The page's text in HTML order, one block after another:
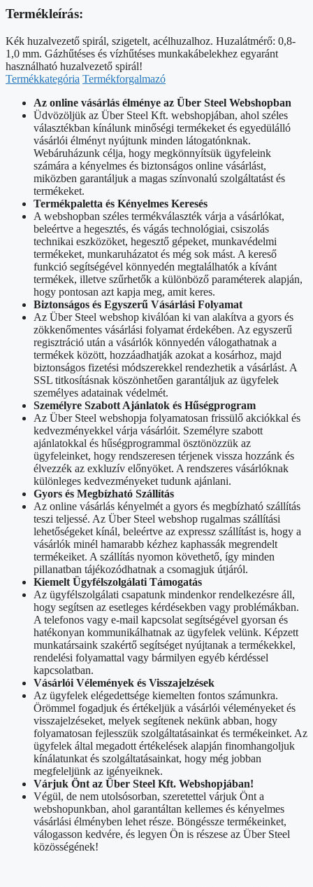
Termékleírás:
Kék huzalvezető spirál, szigetelt, acélhuzalhoz. Huzalátmérő: 0,8-
1,0 mm. Gázhűtéses és vízhűtéses munkakábelekhez egyaránt
használható huzalvezető spirál!
Termékkategória Termékforgalmazó
Az online vásárlás élménye az Über Steel Webshopban
Üdvözöljük az Über Steel Kft. webshopjában, ahol széles
választékban kínálunk minőségi termékeket és egyedülálló
vásárlói élményt nyújtunk minden látogatónknak.
Webáruházunk célja, hogy megkönnyítsük ügyfeleink
számára a kényelmes és biztonságos online vásárlást,
miközben garantáljuk a magas színvonalú szolgáltatást és
termékeket.
Termékpaletta és Kényelmes Keresés
A webshopban széles termékválaszték várja a vásárlókat,
beleértve a hegesztés, és vágás technológiai, csiszolás
technikai eszközöket, hegesztő gépeket, munkavédelmi
termékeket, munkaruházatot és még sok mást. A kereső
funkció segítségével könnyedén megtalálhatók a kívánt
termékek, illetve szűrhetők a különböző paraméterek alapján,
hogy pontosan azt kapja meg, amit keres.
Biztonságos és Egyszerű Vásárlási Folyamat
Az Über Steel webshop kiválóan ki van alakítva a gyors és
zökkenőmentes vásárlási folyamat érdekében. Az egyszerű
regisztráció után a vásárlók könnyedén válogathatnak a
termékek között, hozzáadhatják azokat a kosárhoz, majd
biztonságos fizetési módszerekkel rendezhetik a vásárlást. A
SSL titkosításnak köszönhetően garantáljuk az ügyfelek
személyes adatainak védelmét.
Személyre Szabott Ajánlatok és Hűségprogram
Az Über Steel webshopja folyamatosan frissülő akciókkal és
kedvezményekkel várja vásárlóit. Személyre szabott
ajánlatokkal és hűségprogrammal ösztönözzük az
ügyfeleinket, hogy rendszeresen térjenek vissza hozzánk és
élvezzék az exkluzív előnyöket. A rendszeres vásárlóknak
különleges kedvezményeket tudunk ajánlani.
Gyors és Megbízható Szállítás
Az online vásárlás kényelmét a gyors és megbízható szállítás
teszi teljessé. Az Über Steel webshop rugalmas szállítási
lehetőségeket kínál, beleértve az expressz szállítást is, hogy a
vásárlók minél hamarabb kézhez kaphassák megrendelt
termékeiket. A szállítás nyomon követhető, így minden
pillanatban tájékozódhatnak a csomagjuk útjáról.
Kiemelt Ügyfélszolgálati Támogatás
Az ügyfélszolgálati csapatunk mindenkor rendelkezésre áll,
hogy segítsen az esetleges kérdésekben vagy problémákban.
A telefonos vagy e-mail kapcsolat segítségével gyorsan és
hatékonyan kommunikálhatnak az ügyfelek velünk. Képzett
munkatársaink szakértő segítséget nyújtanak a termékekkel,
rendelési folyamattal vagy bármilyen egyéb kérdéssel
kapcsolatban.
Vásárlói Vélemények és Visszajelzések
Az ügyfelek elégedettsége kiemelten fontos számunkra.
Örömmel fogadjuk és értékeljük a vásárlói véleményeket és
visszajelzéseket, melyek segítenek nekünk abban, hogy
folyamatosan fejlesszük szolgáltatásainkat és termékeinket. Az
ügyfelek által megadott értékelések alapján finomhangoljuk
kínálatunkat és szolgáltatásainkat, hogy még jobban
megfeleljünk az igényeiknek.
Várjuk Önt az Über Steel Kft. Webshopjában!
Végül, de nem utolsósorban, szeretettel várjuk Önt a
webshopunkban, ahol garantáltan kellemes és kényelmes
vásárlási élményben lehet része. Böngéssze termékeinket,
válogasson kedvére, és legyen Ön is részese az Über Steel
közösségének!